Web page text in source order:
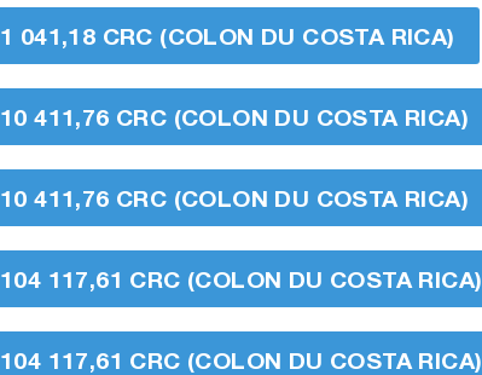
1 041,18 CRC (COLON DU COSTA RICA)
10 411,76 CRC (COLON DU COSTA RICA)
10 411,76 CRC (COLON DU COSTA RICA)
104 117,61 CRC (COLON DU COSTA RICA)
104 117,61 CRC (COLON DU COSTA RICA)